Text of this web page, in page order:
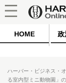
HOME 政
ハーバー・ビジネス・
る室内型ミニ動物園」